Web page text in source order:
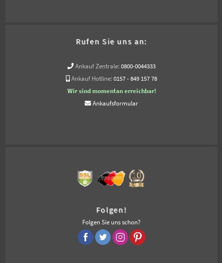
Rufen Sie uns an:
Ankauf Zentrale: 0800-0044333
Ankauf Hotline: 0157 - 849 157 78
Wir sind momentan erreichbar!
Ankaufsformular
Folgen!
Folgen Sie uns schon?